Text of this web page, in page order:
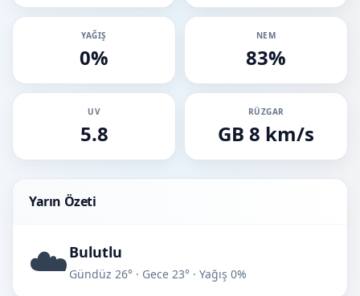
YAĞIŞ
0%
NEM
83%
UV
5.8
RÜZGAR
GB 8 km/s
Yarın Özeti
☁️Bulutlu
Gündüz 26° · Gece 23° · Yağış 0%